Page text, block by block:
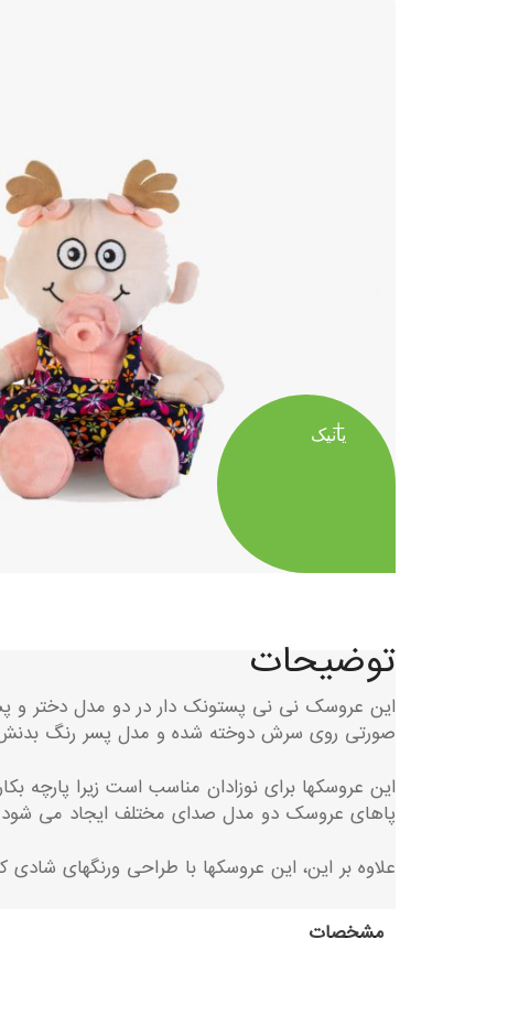
یانیک
توضیحات
این عروسک نی نی پستونک دار در دو مدل دختر و
صورتی روی سرش دوخته شده و مدل پسر رنگ بدنش
این عروسکها برای نوزادان مناسب است زیرا
پاهای عروسک دو مدل صدای مختلف ایجاد می شود
علاوه بر این، این عروسکها با طراحی ورنگهای